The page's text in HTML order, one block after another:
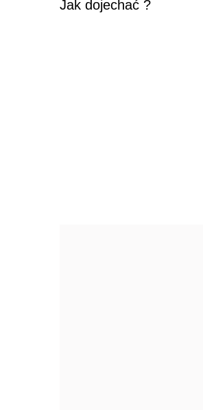
Jak dojechać ?